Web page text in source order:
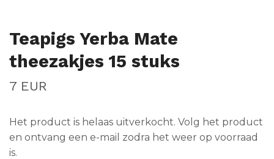
Teapigs Yerba Mate
theezakjes 15 stuks
7 EUR
Het product is helaas uitverkocht. Volg het product
en ontvang een e-mail zodra het weer op voorraad
is.